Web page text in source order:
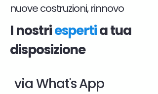
nuove costruzioni, rinnovo
I nostriespertia tua
disposizione
via What's App